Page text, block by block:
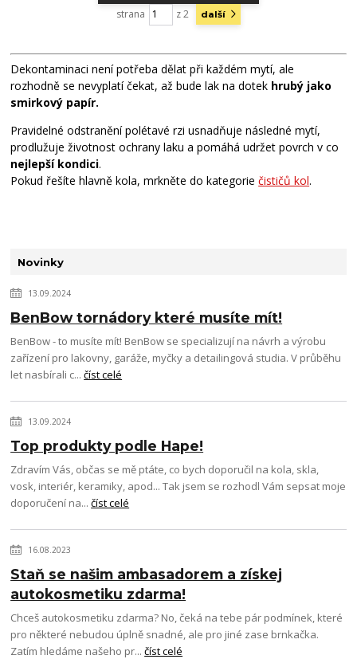
strana z 2 další
Dekontaminaci není potřeba dělat při každém mytí, ale
rozhodně se nevyplatí čekat, až bude lak na dotek hrubý jako
smirkový papír.
Pravidelné odstranění polétavé rzi usnadňuje následné mytí,
prodlužuje životnost ochrany laku a pomáhá udržet povrch v co
nejlepší kondici.
Pokud řešíte hlavně kola, mrkněte do kategoriečističů kol.
Novinky
13.09.2024
BenBow tornádory které musíte mít!
BenBow - to musíte mít! BenBow se specializují na návrh a výrobu
zařízení pro lakovny, garáže, myčky a detailingová studia. V průběhu
let nasbírali c...číst celé
13.09.2024
Top produkty podle Hape!
Zdravím Vás, občas se mě ptáte, co bych doporučil na kola, skla,
vosk, interiér, keramiky, apod... Tak jsem se rozhodl Vám sepsat moje
doporučení na...číst celé
16.08.2023
Staň se našim ambasadorem a získej
autokosmetiku zdarma!
Chceš autokosmetiku zdarma? No, čeká na tebe pár podmínek, které
pro některé nebudou úplně snadné, ale pro jiné zase brnkačka.
Zatím hledáme našeho pr...číst celé